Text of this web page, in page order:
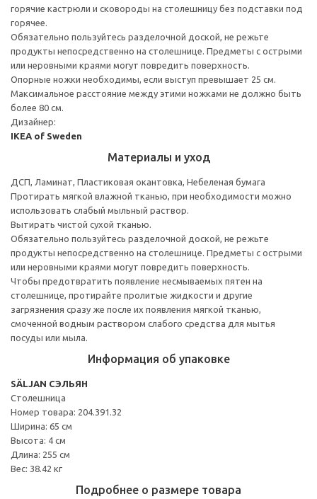
горячие кастрюли и сковороды на столешницу без подставки под
горячее.
Обязательно пользуйтесь разделочной доской, не режьте
продукты непосредственно на столешнице. Предметы с острыми
или неровными краями могут повредить поверхность.
Опорные ножки необходимы, если выступ превышает 25 см.
Максимальное расстояние между этими ножками не должно быть
более 80 см.
Дизайнер:
IKEA of Sweden
Материалы и уход
ДСП, Ламинат, Пластиковая окантовка, Небеленая бумага
Протирать мягкой влажной тканью, при необходимости можно
использовать слабый мыльный раствор.
Вытирать чистой сухой тканью.
Обязательно пользуйтесь разделочной доской, не режьте
продукты непосредственно на столешнице. Предметы с острыми
или неровными краями могут повредить поверхность.
Чтобы предотвратить появление несмываемых пятен на
столешнице, протирайте пролитые жидкости и другие
загрязнения сразу же после их появления мягкой тканью,
смоченной водным раствором слабого средства для мытья
посуды или мыла.
Информация об упаковке
SÄLJAN СЭЛЬЯН
Столешница
Номер товара: 204.391.32
Ширина: 65 см
Высота: 4 см
Длина: 255 см
Вес: 38.42 кг
Подробнее о размере товара